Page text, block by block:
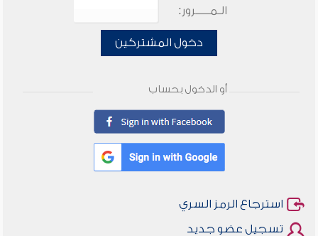
الـمـــــرور:
دخول المشتركين
أو الدخول بحساب
استرجاع الرمز السري
تسجيل عضو جديد